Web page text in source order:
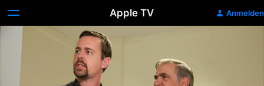
Apple TV Anmelden